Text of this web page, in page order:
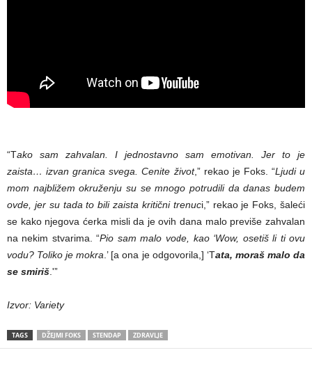
“Tako sam zahvalan. I jednostavno sam emotivan. Jer to je
zaista… izvan granica svega. Cenite život,” rekao je Foks. “Ljudi u
mom najbližem okruženju su se mnogo potrudili da danas budem
ovde, jer su tada to bili zaista kritični trenuci,” rekao je Foks, šaleći
se kako njegova ćerka misli da je ovih dana malo previše zahvalan
na nekim stvarima. “Pio sam malo vode, kao ‘Wow, osetiš li ti ovu
vodu? Toliko je mokra .’ [a ona je odgovorila,] ‘Tata, moraš malo da
se smiriš .'”
Izvor: Variety
TAGS DŽEJMI FOKS STENDAP ZDRAVLJE